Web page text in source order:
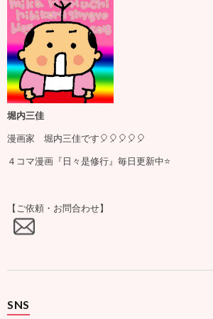
堀内三佳
漫画家 堀内三佳です🎈🎈🎈🎈🎈
４コマ漫画『日々是修行』毎日更新中⭐️
【ご依頼・お問合わせ】
SNS